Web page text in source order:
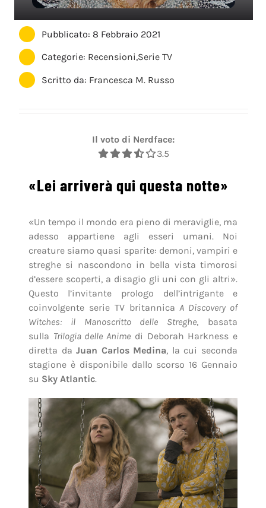
Pubblicato: 8 Febbraio 2021
Categorie: Recensioni,Serie TV
Scritto da: Francesca M. Russo
Il voto di Nerdface:
3.5
«Lei arriverà qui questa notte»
«Un tempo il mondo era pieno di meraviglie, ma
adesso appartiene agli esseri umani. Noi
creature siamo quasi sparite: demoni, vampiri e
streghe si nascondono in bella vista timorosi
d’essere scoperti, a disagio gli uni con gli altri».
Questo l’invitante prologo dell’intrigante e
coinvolgente serie TV britannicaA Discovery of
Witches: il Manoscritto delle Streghe, basata
sulla Trilogia delle Anime di Deborah Harkness e
diretta daJuan Carlos Medina, la cui seconda
stagione è disponibile dallo scorso 16 Gennaio
su Sky Atlantic.